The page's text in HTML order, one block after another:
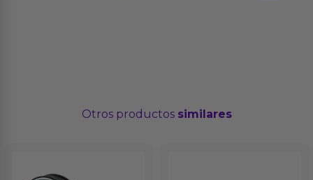
Otros productos similares